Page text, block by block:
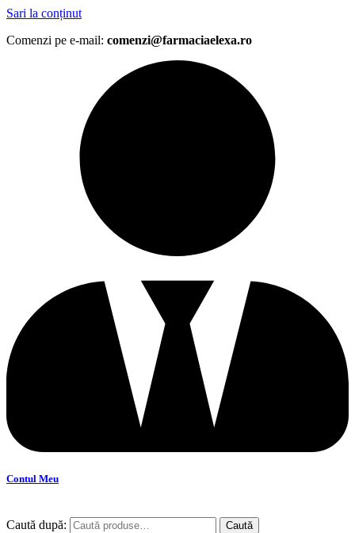
Sari la conținut
Comenzi pe e-mail: comenzi@farmaciaelexa.ro
Contul Meu
Caută după: Caută